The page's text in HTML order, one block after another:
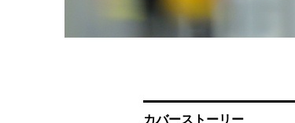
カバーストーリー